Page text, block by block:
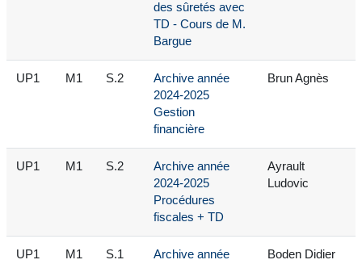
des sûretés avec
TD - Cours de M.
Bargue
UP1 M1 S.2
Archive année
2024-2025
Gestion
financière
Brun Agnès
UP1 M1 S.2
Archive année
2024-2025
Procédures
fiscales + TD
Ayrault
Ludovic
UP1 M1 S.1
Archive année
Boden Didier